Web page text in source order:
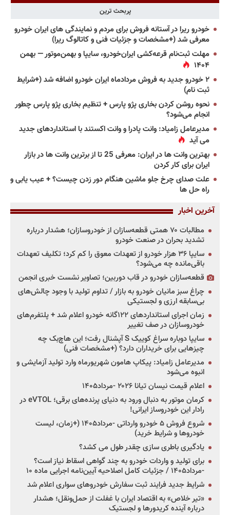
پربحث ترین
خودرو ریرا در آستانه فروش برای مردم و نمایندگی های ایران خودرو
معرفی شد (+مشخصات و جزئیات فنی و کاتالوگ ریرا)
مهلت ثبت‌نام قرعه‌کشی ایران‌خودرو، سایپا و بهمن‌موتور — بهمن
۱۴۰۴
۲ خودرو جدید به فروش مردادماه ایران خودرو اضافه شد (+شرایط
ثبت نام)
نحوه روشن کردن بخاری پژو پارس + تنظیم بخاری پژو پارس چطور
انجام می‌شود؟
مدیرعامل زامیاد: وانت پادرا و وانت اکستند با استانداردهای جدید
می آید
بهترین وانت ها در ایران: معرفی 25 تا از برترین وانت ها در بازار
ایران برای کار کردن
علت صدای چرخ جلو ماشین هنگام دور زدن چیست؟ + عیب یابی و
راه حل ها
آخرین اخبار
مطالبات ۷۰ همتی قطعه‌سازان از خودروسازان؛ هشدار درباره
تشدید بحران در صنعت خودرو
سایپا ۳۶ هزار خودرو از تعهدات معوق را کم کرد؛ تکلیف تعهدات
باقی‌مانده چه می‌شود؟
قطعه‌سازان خودرو در قاب دوربین؛ تصاویر نشست خبری انجمن
چراغ سبز مانیان خودرو به بازار / تداوم تولید با وجود چالش‌های
بی‌سابقه ارزی و لجستیکی
زمان اجرای استانداردهای ۱۲۲گانه خودرو اعلام شد + پلتفرم‌های
خودروسازان در صف تغییر
سایپا دوباره سراغ کوییک S آپشنال رفت؛ این هاچ‌بک چه
چیزهایی برای خریداران دارد؟ (+مشخصات فنی)
مدیرعامل زامیاد: پیکاپ هامون شهریورماه وارد تولید آزمایشی و
انبوه می‌شود
اعلام قیمت نیسان تیانا ۲۰۲۶ -مرداد۱۴۰۵
کرمان موتور به دنبال ورود به دنیای پرنده‌های برقی؛ eVTOL در
رادار این خودروساز ایرانی!
شروع فروش ۵ خودرو وارداتی -مرداد۱۴۰۵ (+زمان، لیست
خودروها و شرایط خرید)
یادگیری باطری سازی چقدر طول می کشد؟
برای تولید و واردات خودرو به چند گواهی اسقاط نیاز است؟
-مرداد۱۴۰۵ / جزئیات کامل اصلاحیه آیین‌نامه اجرایی ماده ۱۰
شرایط جدید فرایند ثبت سفارش خودروهای سواری اعلام شد
«تیر خلاص» به اقتصاد ایران با غفلت از حمل‌ونقل؛ هشدار
درباره آینده کریدورها و لجستیک